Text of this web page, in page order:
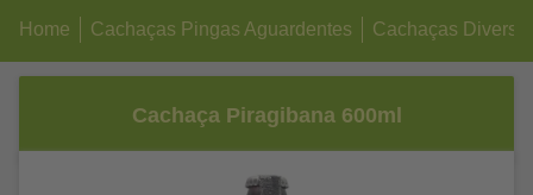
Home Cachaças Pingas Aguardentes Cachaças
Cachaça Piragibana 600ml